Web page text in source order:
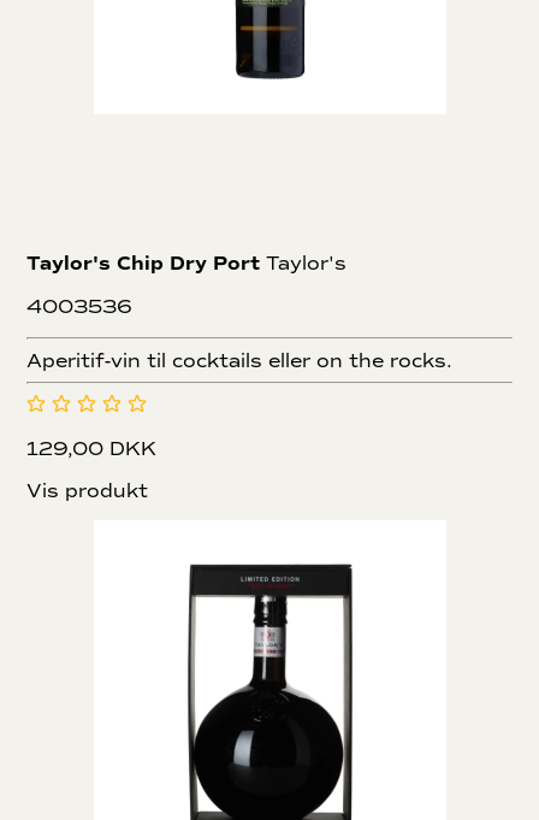
Taylor's Chip Dry Port Taylor's
4003536
Aperitif-vin til cocktails eller on the rocks.
129,00 DKK
Vis produkt